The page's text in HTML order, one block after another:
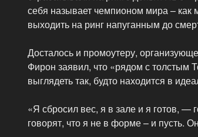
себя называет чемпионом мира –
выходить на ринг напуганным до
Досталось и промоутеру,
Фирон заявил, что «рядом с толстым
выглядеть так, будто находится в
«Я сбросил вес, я в зале и я готов,
говорят, что я не в форме – и пусть.